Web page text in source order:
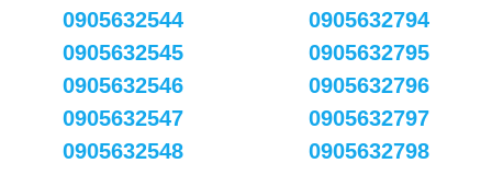
0905632544
0905632545
0905632546
0905632547
0905632548
0905632794
0905632795
0905632796
0905632797
0905632798